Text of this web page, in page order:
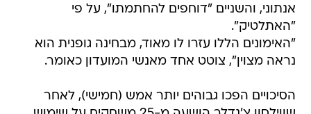
אנתוני, והשניים "דוחפים להחתמתו", על פי
"האתלטיק".
"האימונים הללו עזרו לו מאוד, מבחינה גופנית הוא
נראה מצוין", צוטט אחד מאנשי המועדון כאומר.
הסיכויים הפכו גבוהים יותר אמש (חמישי), לאחר